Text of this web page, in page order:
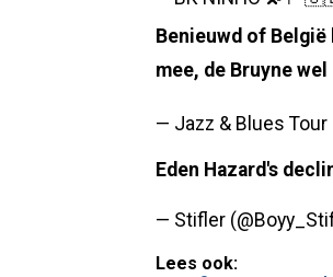
Benieuwd of
mee, de Bruyne wel
— Jazz & Blues
Eden Hazard's
— Stifler
Lees ook: